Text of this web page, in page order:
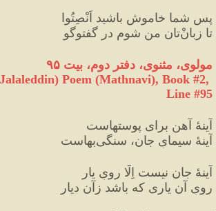
پس شما خاموش باشید اَنْصِتُوا
تا زبانْ‌تان من شوم در گفت‏وگو
مولوی، مثنوی، دفتر دوم، بیت ۹۵
Poem (Mathnavi), Book #2,
Line #95
آینهٔ آهن برای پوستهاست
آینهٔ سیمایِ جان، سنگی‌بهاست
آینهٔ جان نیست اِلّا رویِ یار
رویِ آن یاری که باشد زآن دیار